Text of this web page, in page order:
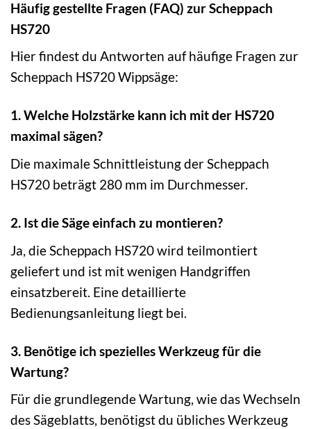
Häufig gestellte Fragen (FAQ) zur Scheppach
HS720
Hier findest du Antworten auf häufige Fragen zur
Scheppach HS720 Wippsäge:
1. Welche Holzstärke kann ich mit der HS720
maximal sägen?
Die maximale Schnittleistung der Scheppach
HS720 beträgt 280 mm im Durchmesser.
2. Ist die Säge einfach zu montieren?
Ja, die Scheppach HS720 wird teilmontiert
geliefert und ist mit wenigen Handgriffen
einsatzbereit. Eine detaillierte
Bedienungsanleitung liegt bei.
3. Benötige ich spezielles Werkzeug für die
Wartung?
Für die grundlegende Wartung, wie das Wechseln
des Sägeblatts, benötigst du übliches Werkzeug